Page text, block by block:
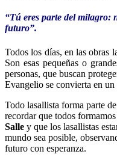
“Tú eres parte del milagro:
futuro”.
Todos los días, en las obras
Son esas pequeñas o
personas, que buscan
Evangelio se convierta en
Todo lasallista forma parte
recordar que todos
Salle y que los lasallistas
mundo sea posible,
futuro con esperanza.